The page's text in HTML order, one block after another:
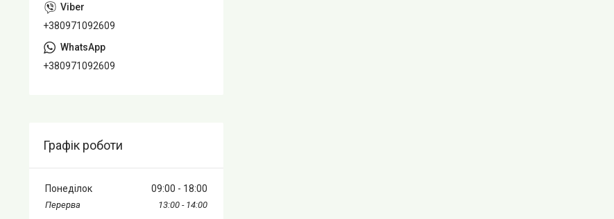
+380971092609
+380971092609
Графік роботи
Понеділок 09:00 18:00
13:00 14:00